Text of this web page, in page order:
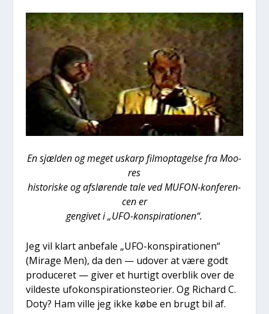
En sjæl­den og meget uskarp film­op­ta­gel­se fra Moo­
res
histo­ri­ske og afslø­ren­de tale ved MUFON-kon­fe­ren­
cen er
gen­gi­vet i „UFO-kon­spira­tio­nen“.
Jeg vil klart anbe­fa­le „UFO-kon­spira­tio­nen“
(Mira­ge Men), da den — udover at være godt
pro­du­ce­ret — giver et hur­tigt over­blik over de
vil­de­ste ufo­kon­spira­tions­te­o­ri­er. Og Richard C.
Doty? Ham vil­le jeg ikke købe en brugt bil af.